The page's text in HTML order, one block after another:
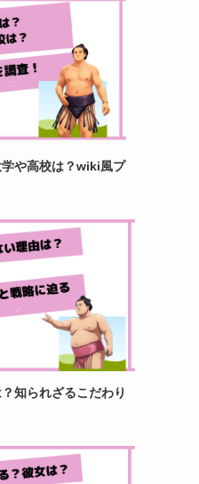
や高校は？wiki風プ
知られざるこだわり